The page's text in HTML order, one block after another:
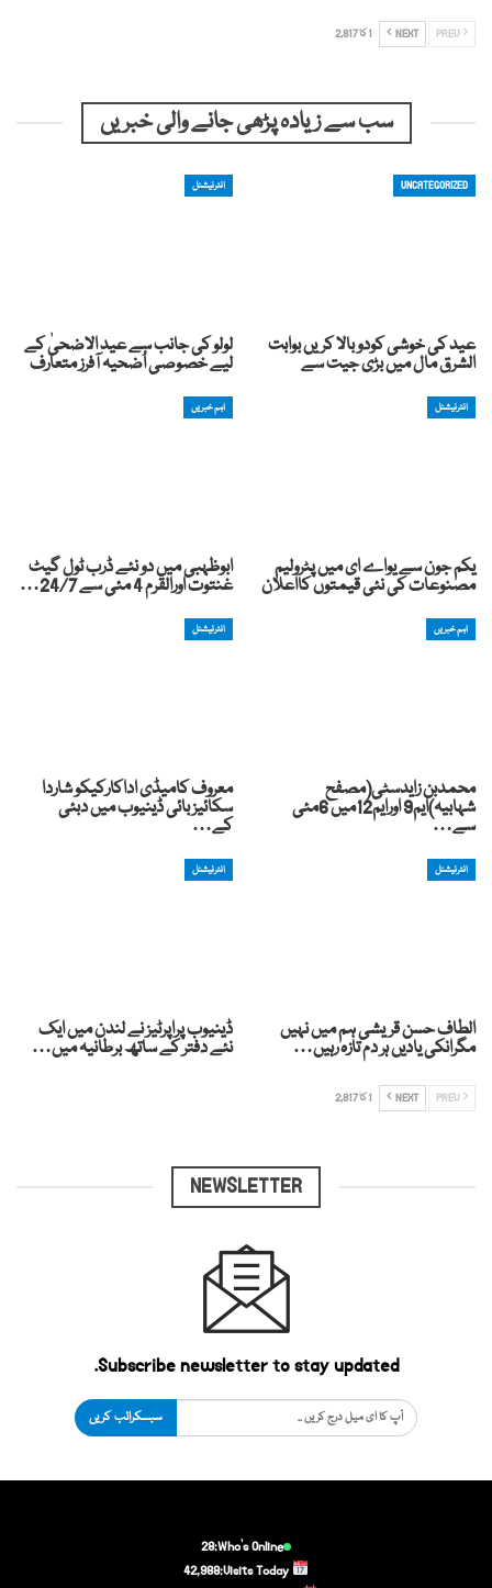
NEXT 1 کا 2,817
سب سے زیادہ پڑھی جانے والی خبریں
UNCATEGORIZED
عید کی خوشی کودوبالا کریں بوابت
الشرق مال میں بڑی جیت سے
انٹرنیشنل
لولو کی جانب سے عید الاضحیٰ کے
لیے خصوصی اُضحیہ آفرز متعارف
انٹرنیشنل
یکم جون سے یواے ای میں پٹرولیم
مصنوعات کی نئی قیمتوں کااعلان
اہم خبریں
ابوظہبی میں دو نئے ڈرب ٹول گیٹ
غنتوت اورالقرم 4 مئی سے 24/7…
اہم خبریں
محمدبن زایدسٹی(مصفح
شہابیہ)ایم9 اورایم12میں 6مئی
سے…
انٹرنیشنل
معروف کامیڈی اداکارکیکو شاردا
سکائیز بائی ڈینیوب میں دبئی
کے…
انٹرنیشنل
الطاف حسن قریشی ہم میں نہیں
مگرانکی یادیں ہر دم تازہ رہیں…
انٹرنیشنل
ڈینیوب پراپرٹیز نے لندن میں ایک
نئے دفتر کے ساتھ برطانیہ میں…
NEXT 1 کا 2,817
NEWSLETTER
Subscribe newsletter to stay updated.
سبسکرائب کریں
Who's Online:
28
Visits Today:
42,988